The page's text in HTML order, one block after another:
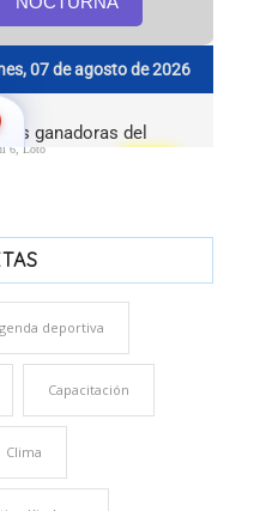
6, Loto
deportiva
Capacitación
Clima